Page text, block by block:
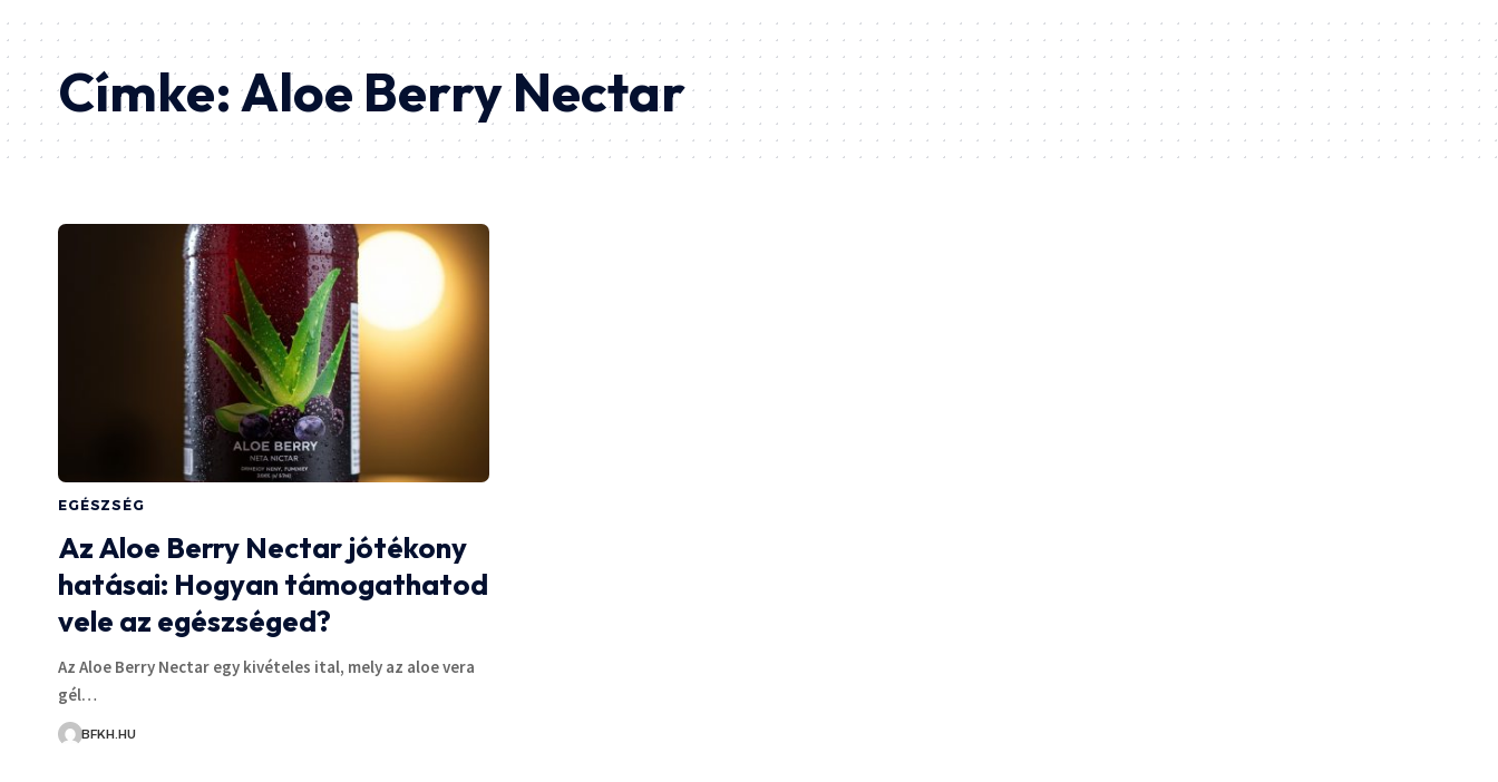
Címke:Aloe Berry Nectar
EGÉSZSÉG
Az Aloe Berry Nectar jótékony
hatásai: Hogyan támogathatod
vele az egészséged?
Az Aloe Berry Nectar egy kivételes ital, mely az aloe vera
gél…
BFKH.HU